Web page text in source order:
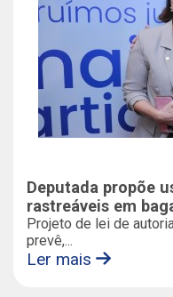
Deputada propõe
rastreáveis em
aeroportos
Projeto de lei de
prevê,...
Ler mais